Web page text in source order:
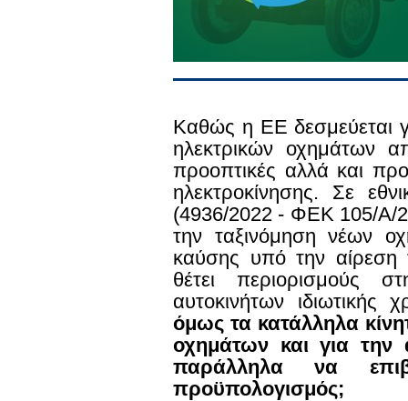
Καθώς η ΕΕ δεσμεύεται
ηλεκτρικών οχημάτων
προοπτικές αλλά και
ηλεκτροκίνησης. Σε
(4936/2022 - ΦΕΚ 105/Α/
την ταξινόμηση νέων
καύσης υπό την αίρεση
θέτει περιορισμούς
αυτοκινήτων
όμως τα κατάλληλα
οχημάτων και για την
παράλληλα να
προϋπολογισμός;